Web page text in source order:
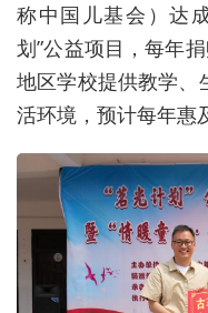
称中国儿基会）达
划”公益项目，每年
地区学校提供教学、
活环境，预计每年惠